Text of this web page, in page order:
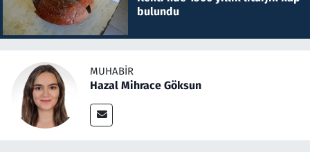
bulundu
MUHABIR
Hazal Mihrace Göksun